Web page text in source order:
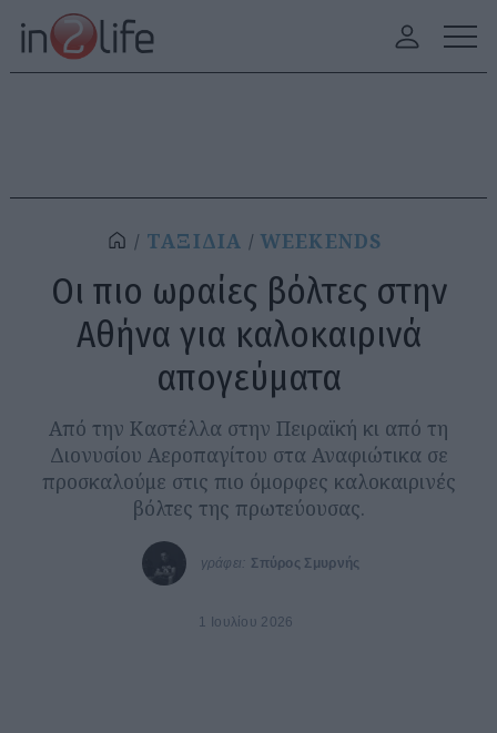
ΤΑΞΙΔΙΑ WEEKENDS
Οι πιο ωραίες βόλτες στην
Αθήνα για καλοκαιρινά
απογεύματα
Aπό την Καστέλλα στην Πειραϊκή κι από τη
Διονυσίου Αεροπαγίτου στα Αναφιώτικα σε
προσκαλούμε στις πιο όμορφες καλοκαιρινές
βόλτες της πρωτεύουσας.
γράφει: Σπύρος Σμυρνής
1 Ιουλίου 2026